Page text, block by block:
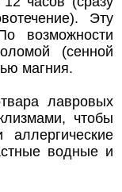
Эту
возможности
(сенной
магния.
лавровых
чтобы
водные и